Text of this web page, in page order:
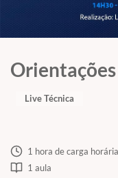
Live Técnica
1 hora de carga horária
1 aula